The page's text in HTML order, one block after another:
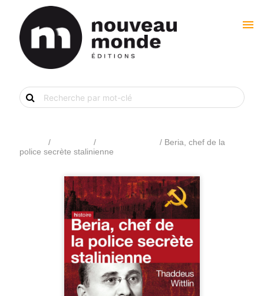
menu
Recherche
de
livre
/ /
/ Beria, chef de la
police secrète stalinienne